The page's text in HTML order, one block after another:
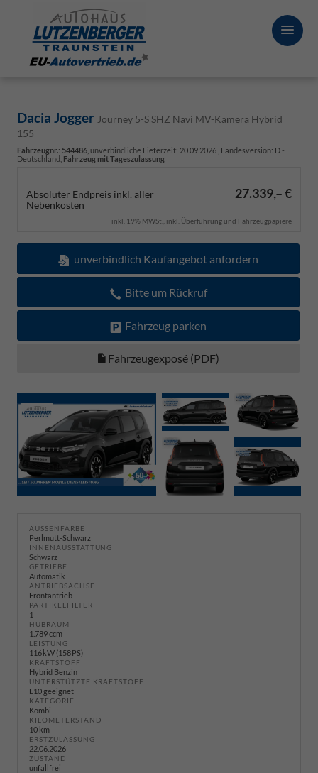
Dacia Jogger Journey 5-S SHZ Navi MV-Kamera Hybrid
155
Fahrzeugnr.: 544486 , unverbindliche Lieferzeit: 20.09.2026 , Landesversion: D -
Deutschland, Fahrzeug mit Tageszulassung
Absoluter Endpreis inkl. aller
Nebenkosten
27.339,– €
inkl. 19% MWSt., inkl. Überführung und Fahrzeugpapiere
unverbindlich Kaufangebot anfordern
Bitte um Rückruf
Fahrzeug parken
Fahrzeugexposé (PDF)
AUSSENFARBE
Perlmutt-Schwarz
INNENAUSSTATTUNG
Schwarz
GETRIEBE
Automatik
ANTRIEBSACHSE
Frontantrieb
PARTIKELFILTER
1
HUBRAUM
1.789 ccm
LEISTUNG
116 kW (158 PS)
KRAFTSTOFF
Hybrid Benzin
UNTERSTÜTZTE KRAFTSTOFF
E10 geeignet
KATEGORIE
Kombi
KILOMETERSTAND
10 km
ERSTZULASSUNG
22.06.2026
ZUSTAND
unfallfrei